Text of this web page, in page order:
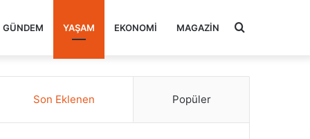
GÜNDEM YAŞAM EKONOMI MAGAZIN Arama
Son Eklenen Popüler